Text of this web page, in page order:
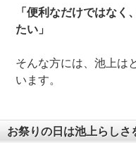
「便利なだけではなく
たい」
そんな方には、池上は
います。
お祭りの日は池上らしさ